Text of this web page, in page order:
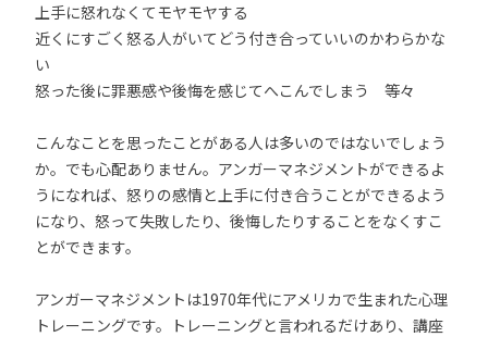
上手に怒れなくてモヤモヤする
近くにすごく怒る人がいてどう付き合っていいのかわらかな
い
怒った後に罪悪感や後悔を感じてへこんでしまう 等々
こんなことを思ったことがある人は多いのではないでしょう
か。でも心配ありません。アンガーマネジメントができるよ
うになれば、怒りの感情と上手に付き合うことができるよう
になり、怒って失敗したり、後悔したりすることをなくすこ
とができます。
アンガーマネジメントは1970年代にアメリカで生まれた心理
トレーニングです。トレーニングと言われるだけあり、講座